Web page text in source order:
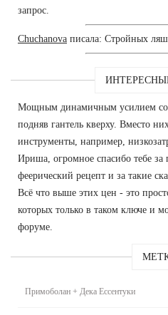
запрос.
Chuchanova писала: Стройных
Мощным динамичным усилием
подняв гантель кверху. Вместо
инструменты, например,
Ириша, огромное спасибо тебе за
феерический рецепт и за такие
Всё что выше этих цен - это
которых только в таком ключе и
форуме.
Примоболан + Дека Ессентуки